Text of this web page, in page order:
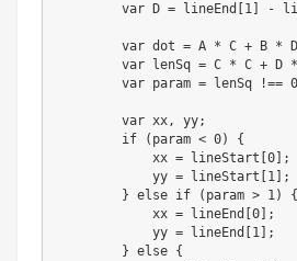
var
D = lineEnd 1 -
var dot = A * C + B * D
var lenSq = C * C + D *
var param = lenSq !== 0
var xx, yy;
if
( param < 0)
{
            xx
= lineStart 0
;
            yy
= lineStart 1
;
} else if ( param > 1)
{
            xx
= lineEnd 0
;
            yy
= lineEnd 1
;
} else {